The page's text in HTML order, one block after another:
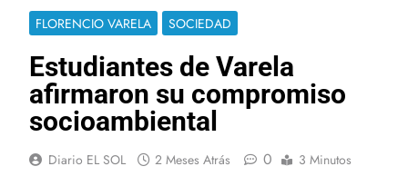
FLORENCIO VARELA SOCIEDAD
Estudiantes de Varela
afirmaron su compromiso
socioambiental
Diario EL SOL 2 Meses Atrás 0 3 Minutos